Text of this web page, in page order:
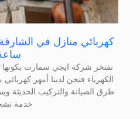
تفتخر شركة ايجي سمارت
الكهرباء فنحن لدينا أمهر
طرق الصيانة والتركيب الحديثة
خدمة